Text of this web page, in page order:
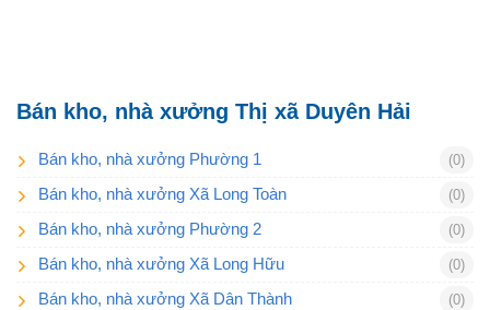
Bán kho, nhà xưởng Thị xã Duyên Hải
Bán kho, nhà xưởng Phường 1 (0)
Bán kho, nhà xưởng Xã Long Toàn (0)
Bán kho, nhà xưởng Phường 2 (0)
Bán kho, nhà xưởng Xã Long Hữu (0)
Bán kho, nhà xưởng Xã Dân Thành (0)